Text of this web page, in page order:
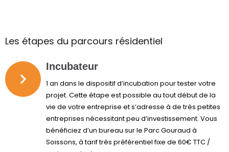
Les étapes du parcours résidentiel
Incubateur
1 an dans le dispositif d’incubation pour tester votre
projet. Cette étape est possible au tout début de la
vie de votre entreprise et s’adresse à de très petites
entreprises nécessitant peu d’investissement. Vous
bénéficiez d’un bureau sur le Parc Gouraud à
Soissons, à tarif très préférentiel fixe de 60€ TTC /